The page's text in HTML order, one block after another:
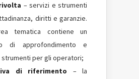
– servizi e strumenti
diritti e garanzie.
tematica contiene un
di approfondimento e
per gli operatori;
di riferimento – la